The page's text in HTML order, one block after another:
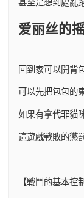
甚至是想到處亂
爱丽丝的
回到家可以開背
可以先把包包的
如果有拿代罪貓
這遊戲戰敗的懲
【戰鬥的基本控制